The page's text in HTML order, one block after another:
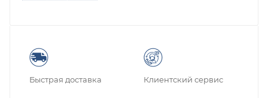
Быстрая доставка Клиентский сервис